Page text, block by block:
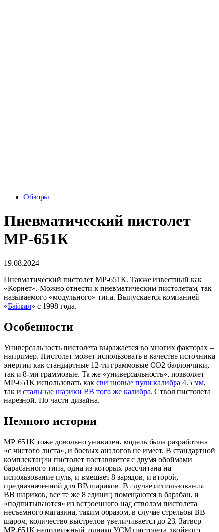
Обзоры
Пневматический пистолет
МР-651К
19.08.2024
Пневматический пистолет МР-651К. Также известный как
«Корнет». Можно отнести к пневматическим пистолетам, так
называемого «модульного» типа. Выпускается компанией
«Байкал» с 1998 года.
Особенности
Универсальность пистолета выражается во многих факторах –
например. Пистолет может использовать в качестве источника
энергии как стандартные 12-ти граммовые СО2 баллончики,
так и 8-ми граммовые. Та же «универсальность», позволяет
МР-651К использовать как свинцовые пули калибра 4.5 мм,
так и стальные шарики ВВ того же калибра. Ствол пистолета
нарезной. По части дизайна.
Немного истории
МР-651К тоже довольно уникален, модель была разработана
«с чистого листа», и боевых аналогов не имеет. В стандартной
комплектации пистолет поставляется с двумя обоймами
барабанного типа, одна из которых рассчитана на
использование пуль, и вмещает 8 зарядов, и второй,
предназначенной для ВВ шариков. В случае использования
ВВ шариков, все те же 8 единиц помещаются в барабан, и
«подпитываются» из встроенного над стволом пистолета
несъемного магазина, таким образом, в случае стрельбы ВВ
шаром, количество выстрелов увеличивается до 23. Затвор
МР-651К неподвижный, однако УСМ пистолета двойного